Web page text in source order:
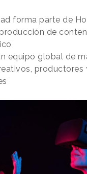
forma parte de
de
equipo global de
productores